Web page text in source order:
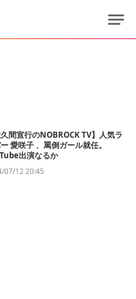
久間宣行のNOBROCK TV】人気ラ
愛咲子 、罵倒ガール就任。
出演なるか
07/12 20:45